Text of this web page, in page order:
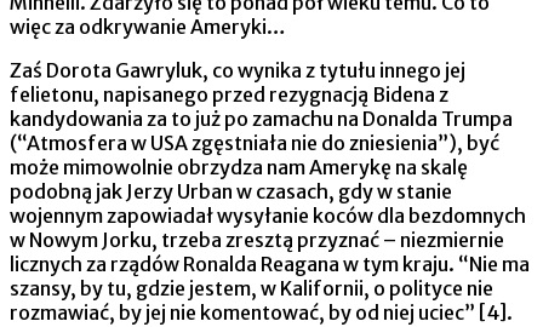
więc za odkrywanie Ameryki…
Zaś Dorota Gawryluk, co wynika z tytułu innego jej
felietonu, napisanego przed rezygnacją Bidena z
kandydowania za to już po zamachu na Donalda Trumpa
(“Atmosfera w USA zgęstniała nie do zniesienia”), być
może mimowolnie obrzydza nam Amerykę na skalę
podobną jak Jerzy Urban w czasach, gdy w stanie
wojennym zapowiadał wysyłanie koców dla bezdomnych
w Nowym Jorku, trzeba zresztą przyznać – niezmiernie
licznych za rządów Ronalda Reagana w tym kraju. “Nie ma
szansy, by tu, gdzie jestem, w Kalifornii, o polityce nie
rozmawiać, by jej nie komentować, by od niej uciec” [4].